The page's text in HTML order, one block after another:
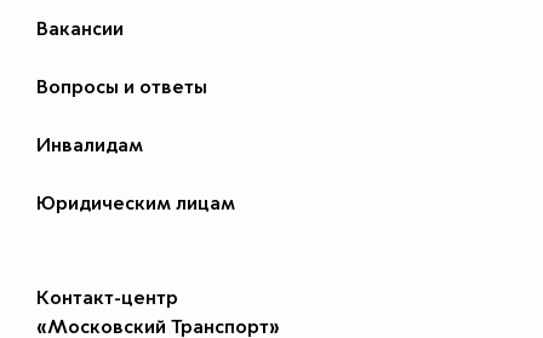
Вакансии
Вопросы и ответы
Инвалидам
Юридическим лицам
Контакт-центр
«Московский Транспорт»